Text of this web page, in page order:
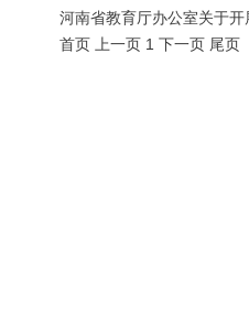
河南省教育厅办公室关于
首页
上一页 1 下一页 尾页